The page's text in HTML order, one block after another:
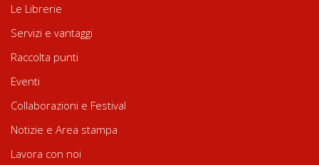
Le Librerie
Servizi e vantaggi
Raccolta punti
Eventi
Collaborazioni e Festival
Notizie e Area stampa
Lavora con noi